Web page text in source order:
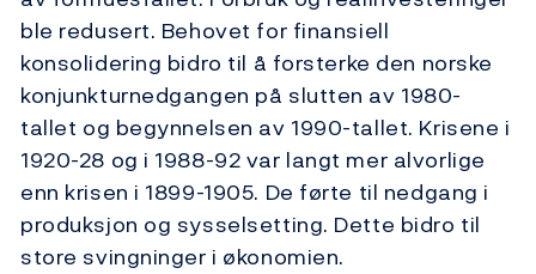
ble redusert. Behovet for finansiell
konsolidering bidro til å forsterke den norske
konjunkturnedgangen på slutten av 1980-
tallet og begynnelsen av 1990-tallet. Krisene i
1920-28 og i 1988-92 var langt mer alvorlige
enn krisen i 1899-1905. De førte til nedgang i
produksjon og sysselsetting. Dette bidro til
store svingninger i økonomien.